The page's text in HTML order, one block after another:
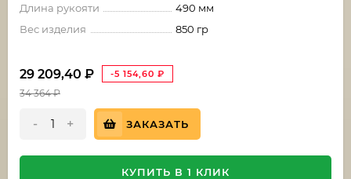
Длина рукояти
490 мм
Вес изделия
850 гр
29 209,40 ₽ -5 154,60 ₽
34 364₽
- + ЗАКАЗАТЬ
КУПИТЬ В 1 КЛИК